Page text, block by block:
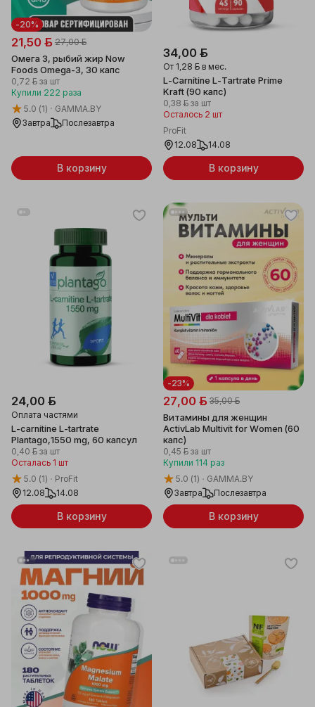
-20%
21,50 ƃ 27,00 ƃ
Омега 3, рыбий жир Now
Foods Omega-3, 30 капс
0,72 ƃ за шт
Купили 222 раза
5.0 (1)
GAMMA.BY
Завтра
Послезавтра
В корзину
34,00 ƃ
От 1,28 ƃ в мес.
L-Carnitine L-Tartrate Prime
Kraft (90 капс)
0,38 ƃ за шт
Осталось 2 шт
ProFit
12.08
14.08
В корзину
24,00 ƃ
Оплата частями
L-carnitine L-tartratе
Plantago,1550 mg, 60 капсул
0,40 ƃ за шт
Осталась 1 шт
5.0 (1)
ProFit
12.08
14.08
В корзину
-23%
27,00 ƃ 35,00 ƃ
Витамины для женщин
ActivLab Multivit for Women (60
капс)
0,45 ƃ за шт
Купили 114 раз
5.0 (1)
GAMMA.BY
Завтра
Послезавтра
В корзину